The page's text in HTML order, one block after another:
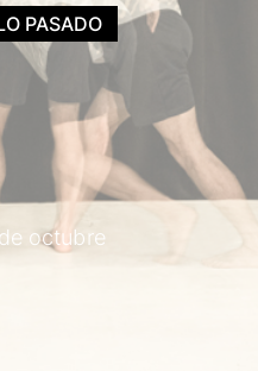
octubre
PASADO